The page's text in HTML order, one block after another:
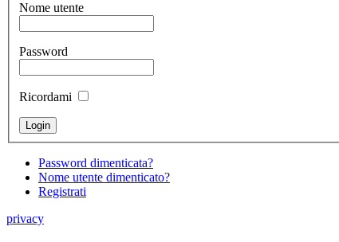
Nome utente
Password
Ricordami
Password dimenticata?
Nome utente dimenticato?
Registrati
privacy